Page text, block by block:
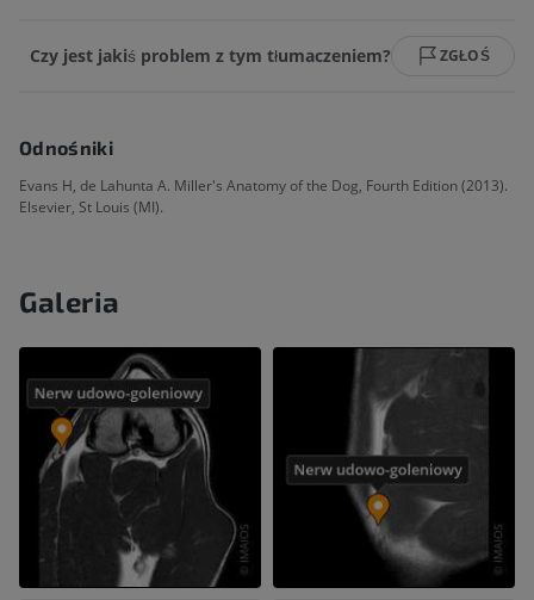
Czy jest jakiś problem z tym tłumaczeniem? ZGŁOŚ
Odnośniki
Evans H, de Lahunta A. Miller's Anatomy of the Dog, Fourth Edition (2013).
Elsevier, St Louis (MI).
Galeria